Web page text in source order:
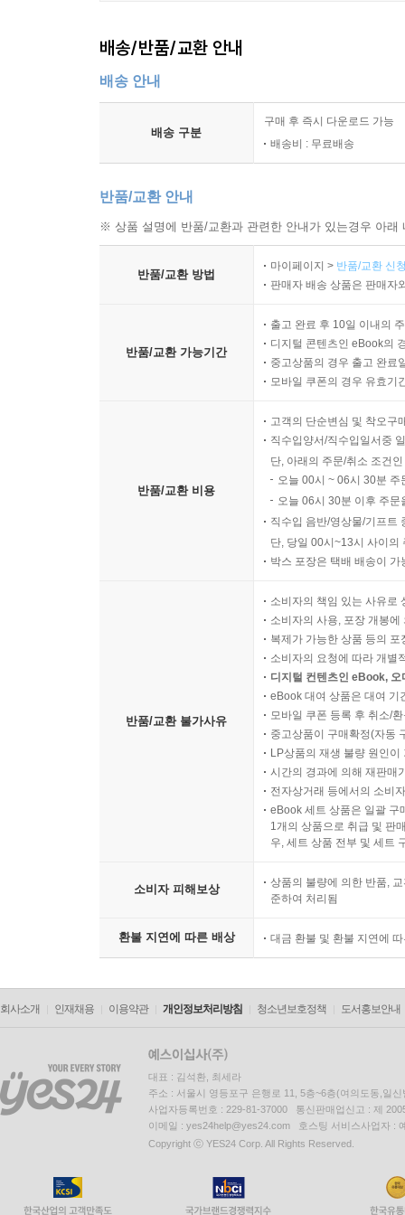
배송/반품/교환 안내
배송 안내
배송 구분
구매 후 즉시 다운로드 가능
배송비 : 무료배송
반품/교환 안내
※ 상품 설명에 반품/교환과 관련한 안내가 있는경우 아
반품/교환 방법
마이페이지 > 반품/교환 신
판매자 배송 상품은 판매자
반품/교환 가능기간
출고 완료 후 10일 이내의
디지털 콘텐츠인 eBook의
중고상품의 경우 출고 완료
모바일 쿠폰의 경우 유효기
반품/교환 비용
고객의 단순변심 및 착오구
직수입양서/직수입일서중
단, 아래의 주문/취소 조건
오늘 00시 ~ 06시 30분
오늘 06시 30분 이후 주
직수입 음반/영상물/기프트
단, 당일 00시~13시 사이의
박스 포장은 택배 배송이
반품/교환 불가사유
소비자의 책임 있는 사유로
소비자의 사용, 포장 개봉
복제가 가능한 상품 등의
소비자의 요청에 따라 개별
디지털 컨텐츠인 eBook,
eBook 대여 상품은 대여 기
모바일 쿠폰 등록 후 취소/
중고상품이 구매확정(자동
LP상품의 재생 불량 원인
시간의 경과에 의해 재판매
전자상거래 등에서의 소비
eBook 세트 상품은 일괄 구
1개의 상품으로 취급 및 판
우, 세트 상품 전부 및 세트
소비자 피해보상
상품의 불량에 의한 반품,
준하여 처리됨
환불 지연에 따른 배상 대금 환불 및 환불 지연에
회사소개 인재채용 이용약관 개인정보처리방침 청소년보호정책 도서홍보안내
대표 : 김석환, 최세라
주소 : 서울시 영등포구 은행로 11, 5층~6층(여의도동,일신
사업자등록번호 : 229-81-37000 통신판매업신고 : 제
이메일 : yes24help@yes24.com 호스팅 서비스사업자 :
Copyright ⓒ YES24 Corp. All Rights Reserved.